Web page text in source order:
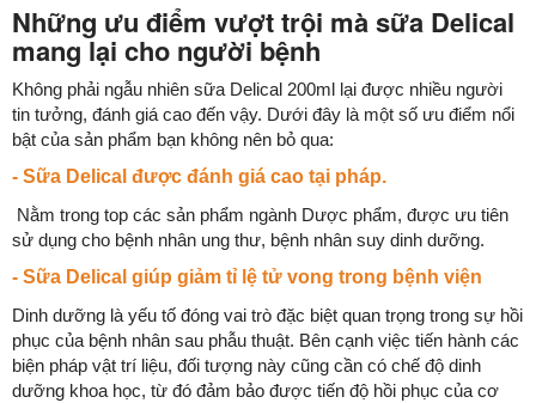
Những ưu điểm vượt trội mà sữa Delical
mang lại cho người bệnh
Không phải ngẫu nhiên sữa Delical 200ml lại được nhiều người
tin tưởng, đánh giá cao đến vậy. Dưới đây là một số ưu điểm nổi
bật của sản phẩm bạn không nên bỏ qua:
- Sữa Delical được đánh giá cao tại pháp.
Nằm trong top các sản phẩm ngành Dược phẩm, được ưu tiên
sử dụng cho bệnh nhân ung thư, bệnh nhân suy dinh dưỡng.
- Sữa Delical giúp giảm tỉ lệ tử vong trong bệnh viện
Dinh dưỡng là yếu tố đóng vai trò đặc biệt quan trọng trong sự hồi
phục của bệnh nhân sau phẫu thuật. Bên cạnh việc tiến hành các
biện pháp vật trí liệu, đối tượng này cũng cần có chế độ dinh
dưỡng khoa học, từ đó đảm bảo được tiến độ hồi phục của cơ